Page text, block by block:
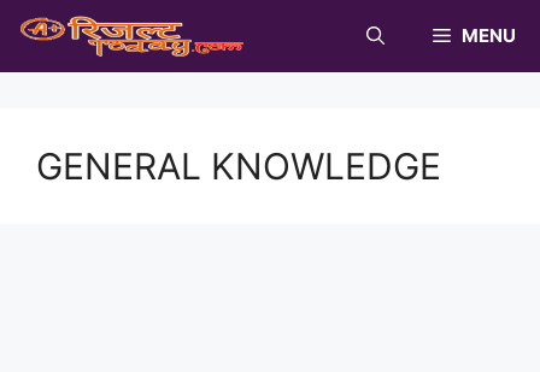
Skip
content
MENU
GENERAL KNOWLEDGE